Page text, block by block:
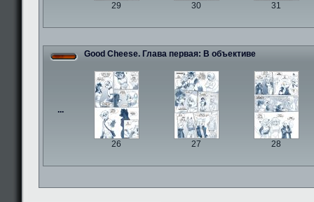
29 30 31
Good Cheese. Глава первая: В объективе
...
26 27 28